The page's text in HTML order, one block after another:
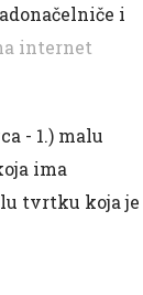
i
internet
- 1.) malu
ima
tvrtku koja je